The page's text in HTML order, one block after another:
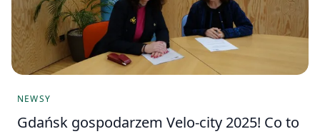
NEWSY
Gdańsk gospodarzem Velo-city 2025! Co to